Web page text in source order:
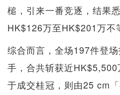
槌，引来一番竞逐，结果
HK$126万至HK$201万不
综合而言，全场197件登
手，合共斩获近
于成交桂冠，则由25 cm